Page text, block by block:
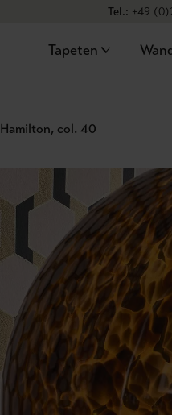
Tel.: +49
Tapeten
Hamilton, col. 40